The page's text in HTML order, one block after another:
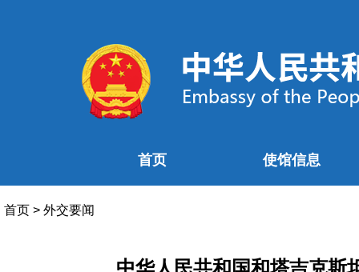
首页 使馆信息
首页 > 外交要闻
中华人民共和国和塔吉克斯